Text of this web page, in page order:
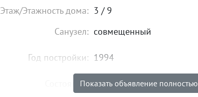
Этаж/Этажность дома: 3 / 9
Санузел: совмещенный
Год постройки: 1994
Состояние: хорошее
Показать объявление полностью